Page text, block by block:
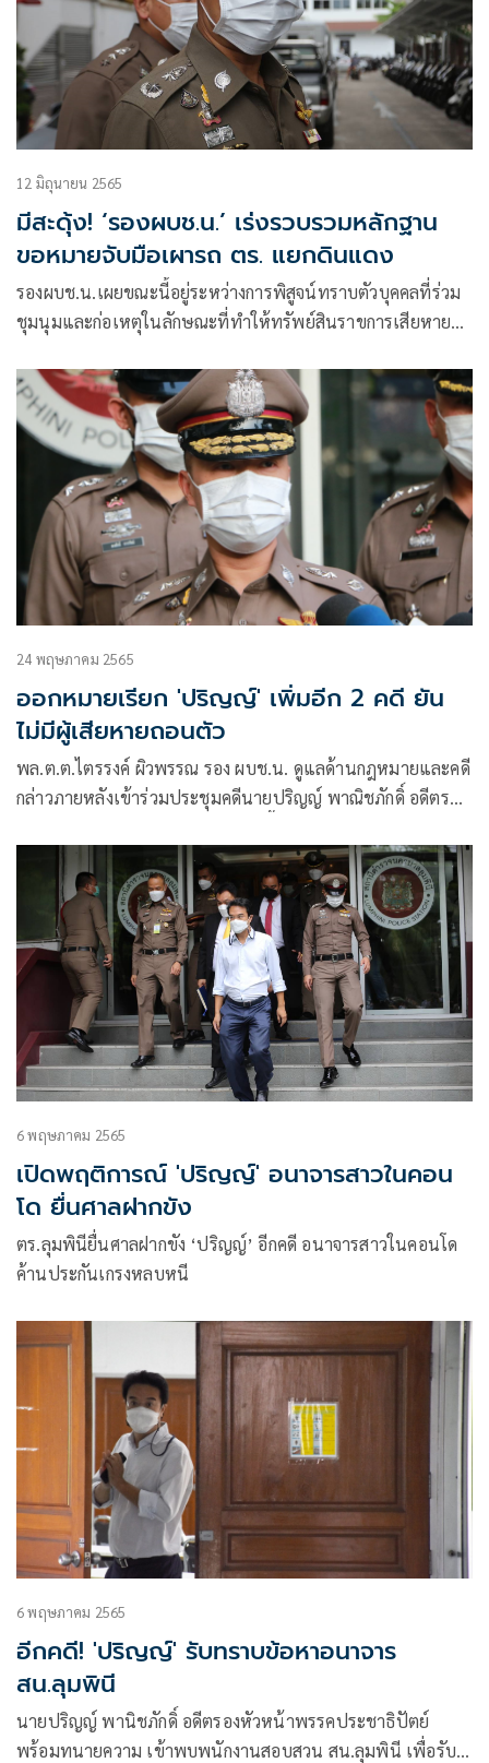
12 มิถุนายน 2565
มีสะดุ้ง! ‘รองผบช.น.’ เร่งรวบรวมหลักฐาน
ขอหมายจับมือเผารถ ตร. แยกดินแดง
รองผบช.น.เผยขณะนี้อยู่ระหว่างการพิสูจน์ทราบตัวบุคคลที่ร่วม
ชุมนุมและก่อเหตุในลักษณะที่ทำให้ทรัพย์สินราขการเสียหาย
เพื่อขอศาลออกหมายจับผู้ต้องหามาดำเนินคดี
24 พฤษภาคม 2565
ออกหมายเรียก 'ปริญญ์' เพิ่มอีก 2 คดี ยัน
ไม่มีผู้เสียหายถอนตัว
พล.ต.ต.ไตรรงค์ ผิวพรรณ รอง ผบช.น. ดูแลด้านกฎหมายและคดี​
กล่าวภายหลังเข้าร่วมประชุมคดีนายปริญญ์ พาณิชภักดิ์ อดีตรอง
สน.ลุมพินี ที่ได้ผลการตรวจพิสูจน์วัตถุพยานจากกองพิสูจน์หลัก
6 พฤษภาคม 2565
เปิดพฤติการณ์ 'ปริญญ์' อนาจารสาวในคอน
โด ยื่นศาลฝากขัง
ตร.ลุมพินียื่นศาลฝากขัง ‘ปริญญ์’ อีกคดี อนาจารสาวในคอนโด
ค้านประกันเกรงหลบหนี
6 พฤษภาคม 2565
อีกคดี! 'ปริญญ์' รับทราบข้อหาอนาจาร
สน.ลุมพินี
นายปริญญ์ พานิชภักดิ์ อดีตรองหัวหน้าพรรคประชาธิปัตย์
พร้อมทนายความ เข้าพบพนักงานสอบสวน สน.ลุมพินี เพื่อรับ